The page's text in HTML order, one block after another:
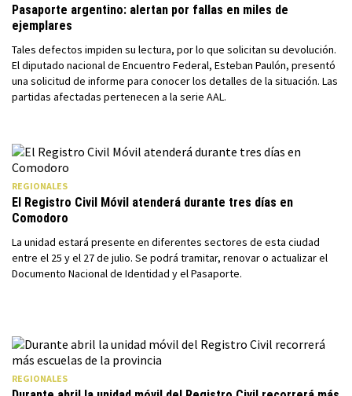
Pasaporte argentino: alertan por fallas en miles de
ejemplares
Tales defectos impiden su lectura, por lo que solicitan su devolución.
El diputado nacional de Encuentro Federal, Esteban Paulón, presentó
una solicitud de informe para conocer los detalles de la situación. Las
partidas afectadas pertenecen a la serie AAL.
REGIONALES
El Registro Civil Móvil atenderá durante tres días en
Comodoro
La unidad estará presente en diferentes sectores de esta ciudad
entre el 25 y el 27 de julio. Se podrá tramitar, renovar o actualizar el
Documento Nacional de Identidad y el Pasaporte.
REGIONALES